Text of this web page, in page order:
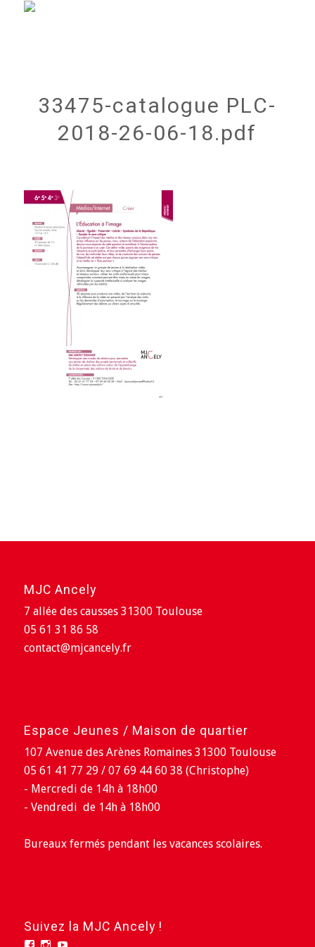
33475-catalogue PLC-
2018-26-06-18.pdf
MJC Ancely
7 allée des causses 31300 Toulouse
05 61 31 86 58
contact@mjcancely.fr
Espace Jeunes / Maison de quartier
107 Avenue des Arènes Romaines 31300 Toulouse
05 61 41 77 29 / 07 69 44 60 38 (Christophe)
- Mercredi de 14h à 18h00
- Vendredi de 14h à 18h00
Bureaux fermés pendant les vacances scolaires.
Suivez la MJC Ancely !
FacebookInstagram
YouTube